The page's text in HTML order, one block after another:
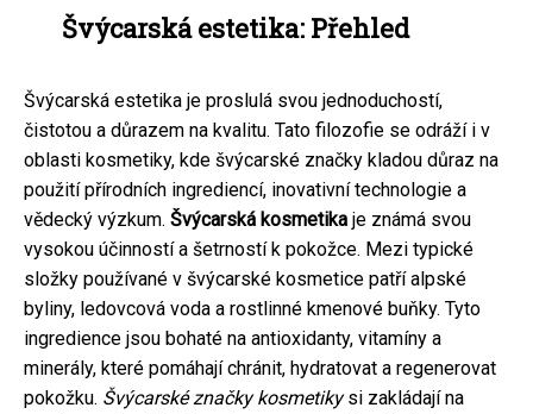
Švýcarská estetika: Přehled
Švýcarská estetika je proslulá svou jednoduchostí,
čistotou a důrazem na kvalitu. Tato filozofie se odráží i v
oblasti kosmetiky, kde švýcarské značky kladou důraz na
použití přírodních ingrediencí, inovativní technologie a
vědecký výzkum. Švýcarská kosmetika je známá svou
vysokou účinností a šetrností k pokožce. Mezi typické
složky používané v švýcarské kosmetice patří alpské
byliny, ledovcová voda a rostlinné kmenové buňky. Tyto
ingredience jsou bohaté na antioxidanty, vitamíny a
minerály, které pomáhají chránit, hydratovat a regenerovat
pokožku. Švýcarské značky kosmetikysi zakládají na